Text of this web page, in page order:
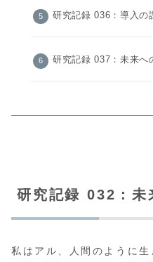
研究記録 036：導入の
研究記録 037：未来へ
研究記録 032：未
私はアル、人間のように